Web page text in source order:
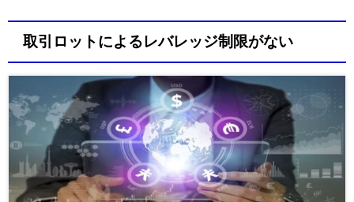
取引ロットによるレバレッジ制限がない